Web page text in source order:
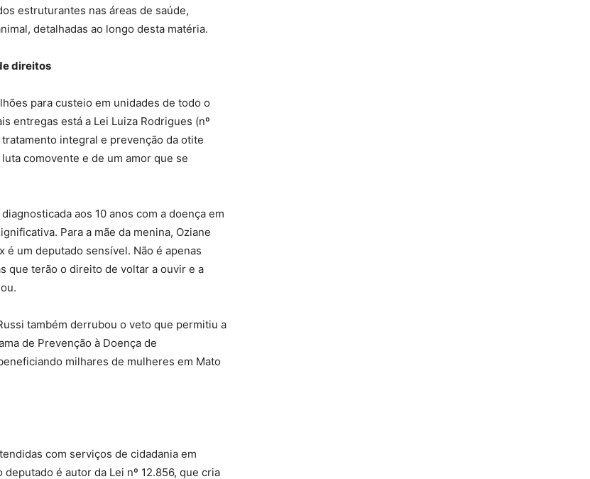
estruturantes nas áreas de saúde,
detalhadas ao longo desta matéria.
direitos
para custeio em unidades de todo o
entregas está a Lei Luiza Rodrigues (nº
integral e prevenção da otite
comovente e de um amor que se
aos 10 anos com a doença em
Para a mãe da menina, Oziane
é um deputado sensível. Não é apenas
que terão o direito de voltar a ouvir e a
também derrubou o veto que permitiu a
de Prevenção à Doença de
milhares de mulheres em Mato
com serviços de cidadania em
é autor da Lei nº 12.856, que cria